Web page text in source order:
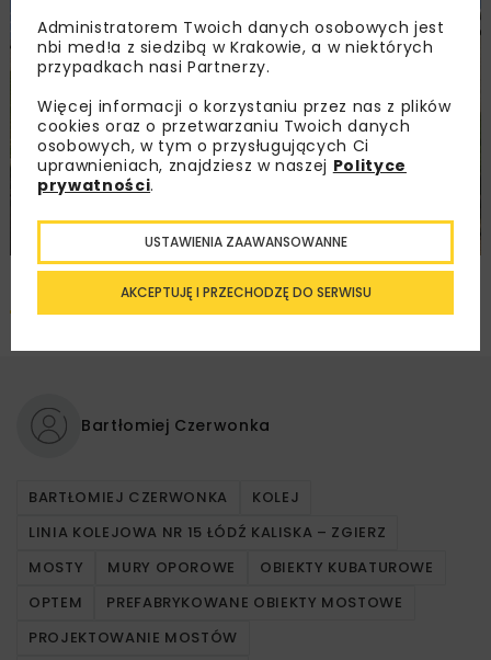
Pobierz artykuł PDF
Bartłomiej Czerwonka
BARTŁOMIEJ CZERWONKA
KOLEJ
LINIA KOLEJOWA NR 15 ŁÓDŹ KALISKA – ZGIERZ
MOSTY
MURY OPOROWE
OBIEKTY KUBATUROWE
OPTEM
PREFABRYKOWANE OBIEKTY MOSTOWE
PROJEKTOWANIE MOSTÓW
Administratorem Twoich danych osobowych jest
nbi med!a z siedzibą w Krakowie, a w niektórych
przypadkach nasi Partnerzy.
Więcej informacji o korzystaniu przez nas z plików
cookies oraz o przetwarzaniu Twoich danych
osobowych, w tym o przysługujących Ci
uprawnieniach, znajdziesz w naszej Polityce
prywatności.
AKCEPTUJĘ I PRZECHODZĘ DO SERWISU
USTAWIENIA ZAAWANSOWANNE